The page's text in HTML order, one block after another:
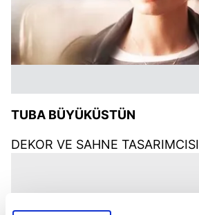
TUBA BÜYÜKÜSTÜN
DEKOR VE SAHNE TASARIMCISI